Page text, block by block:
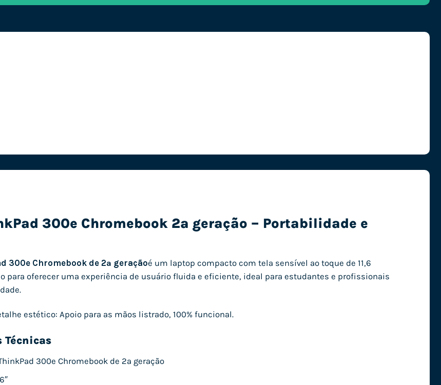
300e Chromebook 2ª geração – Portabilidade e
300e Chromebook de 2ª geraçãoé um laptop compacto com tela sensível ao toque de 11,6
para oferecer uma experiência de usuário fluida e eficiente, ideal para estudantes e profissionais
estético: Apoio para as mãos listrado, 100% funcional.
Técnicas
300e Chromebook de 2ª geração